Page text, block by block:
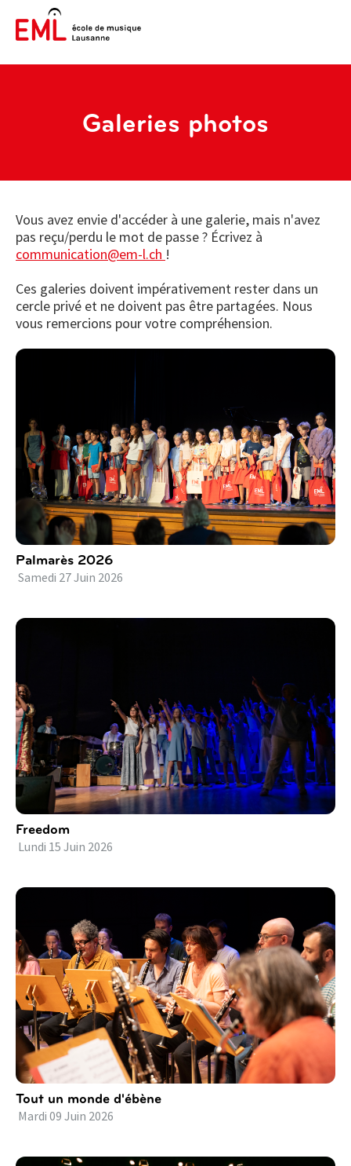
Galeries photos
Vous avez envie d'accéder à une galerie, mais n'avez
pas reçu/perdu le mot de passe ? Écrivez à
communication@em-l.ch !
Ces galeries doivent impérativement rester dans un
cercle privé et ne doivent pas être partagées. Nous
vous remercions pour votre compréhension.
Palmarès 2026
Samedi 27Juin 2026
Freedom
Lundi 15 Juin 2026
Tout un monde d'ébène
Mardi 09 Juin 2026